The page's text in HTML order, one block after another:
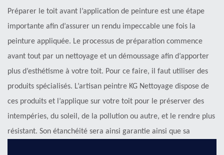
Préparer le toit avant l’application de peinture est une étape
importante afin d’assurer un rendu impeccable une fois la
peinture appliquée. Le processus de préparation commence
avant tout par un nettoyage et un démoussage afin d’apporter
plus d’esthétisme à votre toit. Pour ce faire, il faut utiliser des
produits spécialisés. L’artisan peintre KG Nettoyage dispose de
ces produits et l’applique sur votre toit pour le préserver des
intempéries, du soleil, de la pollution ou autre, et le rendre plus
résistant. Son étanchéité sera ainsi garantie ainsi que sa